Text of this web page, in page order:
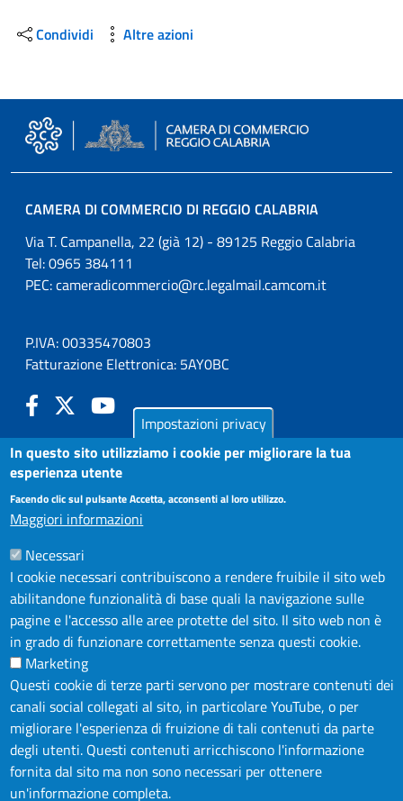
Condividi Altre azioni
CAMERA DI COMMERCIO DI REGGIO CALABRIA
Via T. Campanella, 22 (già 12) - 89125 Reggio Calabria
Tel: 0965 384111
PEC:cameradicommercio@rc.legalmail.camcom.it
P.IVA: 00335470803
Fatturazione Elettronica: 5AY0BC
LA CAMERA
PUBBLICITÀ LEGALE
AMMINISTRAZIONE TRASPARENTE
AZIENDA SPECIALE IN.FORM.A.
AZIENDA SPECIALE SSEA
MODULISTICA
SERVIZIONLINE
URP
INFORMAZIONE ECONOMICA E STATISTICA
NOTE LEGALI
PRIVACY POLICY
DICHIARAZIONE DI ACCESSIBILITÀ
Impostazioni privacy
In questo sito utilizziamo i cookie per migliorare la tua
esperienza utente
Facendo clic sul pulsante Accetta, acconsenti al loro utilizzo.
Maggiori informazioni
Necessari
I cookie necessari contribuiscono a rendere fruibile il sito web
abilitandone funzionalità di base quali la navigazione sulle
pagine e l'accesso alle aree protette del sito. Il sito web non è
in grado di funzionare correttamente senza questi cookie.
Marketing
Questi cookie di terze parti servono per mostrare contenuti dei
canali social collegati al sito, in particolare YouTube, o per
migliorare l'esperienza di fruizione di tali contenuti da parte
degli utenti. Questi contenuti arricchiscono l'informazione
fornita dal sito ma non sono necessari per ottenere
un'informazione completa.